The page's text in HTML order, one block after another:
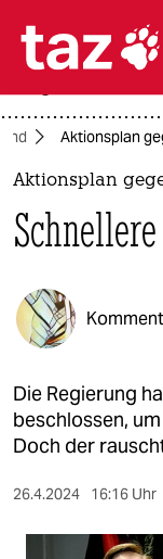

themen
politik
öko
gesellschaft
kultur
sport
berlin
nord
Aktionsplan
Aktionsplan
Die Regierung
beschlossen,
Doch der
26.4.2024 16:16 Uhr